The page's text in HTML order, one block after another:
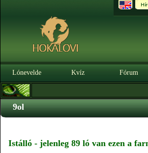
Lónevelde Kvíz Fórum
9ol
Istálló - jelenleg 89 ló van ezen a